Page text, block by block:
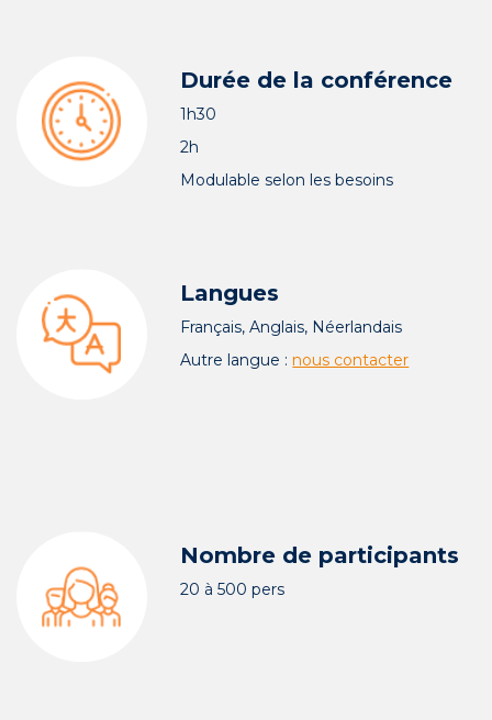
Durée de la conférence
1h30
2h
Modulable selon les besoins
Langues
Français, Anglais, Néerlandais
Autre langue : nous contacter
Nombre de participants
20 à 500 pers